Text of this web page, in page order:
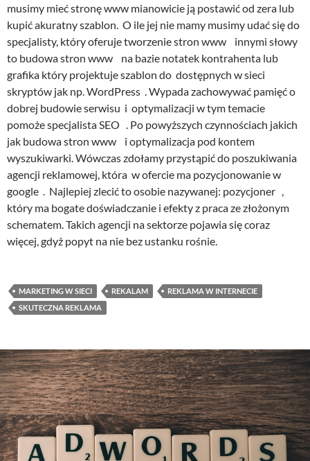
musimy mieć stronę www mianowicie ją postawić od zera lub
kupić akuratny szablon. O ile jej nie mamy musimy udać się do
specjalisty, który oferuje tworzenie stron www innymi słowy
to budowa stron www na bazie notatek kontrahenta lub
grafika który projektuje szablon do dostępnych w sieci
skryptów jak np. WordPress . Wypada zachowywać pamięć o
dobrej budowie serwisu i optymalizacji w tym temacie
pomoże specjalista SEO . Po powyższych czynnościach jakich
jak budowa stron www i optymalizacja pod kontem
wyszukiwarki. Wówczas zdołamy przystąpić do poszukiwania
agencji reklamowej, która w ofercie ma pozycjonowanie w
google . Najlepiej zlecić to osobie nazywanej: pozycjoner ,
który ma bogate doświadczanie i efekty z praca ze złożonym
schematem. Takich agencji na sektorze pojawia się coraz
więcej, gdyż popyt na nie bez ustanku rośnie.
MARKETING W SIECI REKALAM
REKLAMA W INTERNECIE
SKUTECZNA REKLAMA